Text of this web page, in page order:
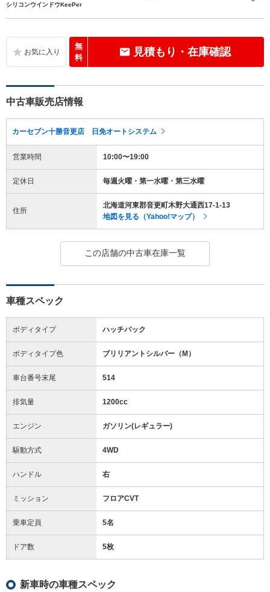
シリコンウインドウKeePer
無
料
見積もり・在庫確認
中古車販売店情報
カーセブン十勝音更店 日免オートシステム
営業時間 10:00〜19:00
定休日 毎週火曜・第一水曜・第三水曜
住所
北海道河東郡音更町木野大通西17-1-13
地図を見る（Yahoo!マップ）
この店舗の中古車在庫一覧
車種スペック
ボディタイプ ハッチバック
ボディタイプ色 ブリリアントシルバー（M）
車台番号末尾 514
排気量 1200cc
エンジン ガソリン(レギュラー)
駆動方式 4WD
ハンドル 右
ミッション フロアCVT
乗車定員 5名
ドア数 5枚
新車時の車種スペック